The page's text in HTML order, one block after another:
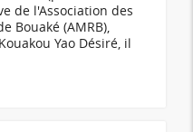
de l'Association des
Bouaké (AMRB),
Yao Désiré, il